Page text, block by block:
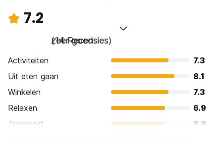
7.2
zeer goed
(14 Recensies)
Activiteiten
7.3
Uit eten gaan
8.1
Winkelen
7.3
Relaxen
6.9
Transport
6.9